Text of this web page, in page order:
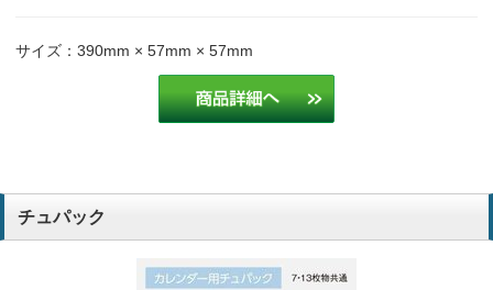
サイズ：390mm × 57mm × 57mm
チュパック